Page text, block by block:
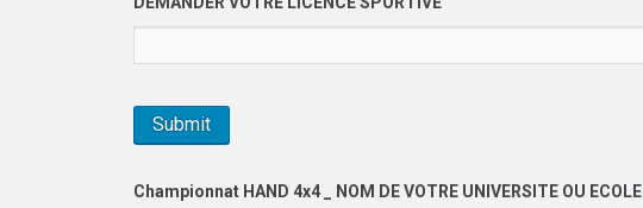
Championnat HAND 4x4 _ NOM DE VOTRE UNIVERSITE OU ECOLE